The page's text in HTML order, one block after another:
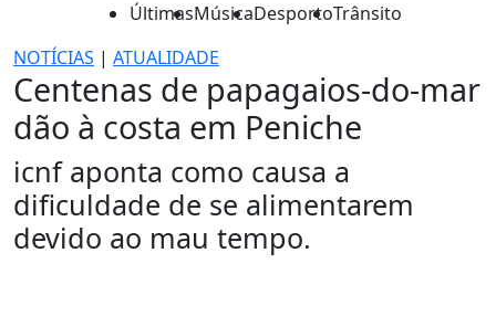
ÚltimasMúsicaDesportoTrânsito
NOTÍCIAS | ATUALIDADE
Centenas de papagaios-do-mar
dão à costa em Peniche
icnf aponta como causa a
dificuldade de se alimentarem
devido ao mau tempo.